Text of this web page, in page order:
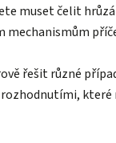
muset čelit
řešit různé